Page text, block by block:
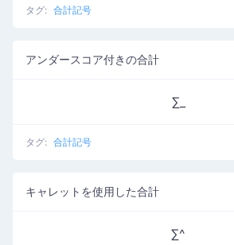
タグ: 合計記号
アンダースコア付きの合計
∑_
タグ: 合計記号
キャレットを使用した合計
∑^